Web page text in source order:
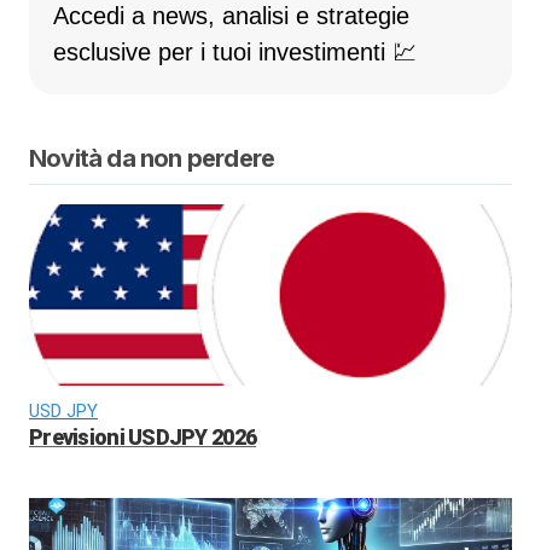
Accedi a news, analisi e strategie
esclusive per i tuoi investimenti 💹
Novità da non perdere
USD JPY
Previsioni USDJPY 2026